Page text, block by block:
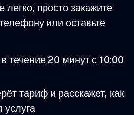
легко, просто закажите
или оставьте
течение 20 минут с 10:00
тариф и расскажет, как
услуга